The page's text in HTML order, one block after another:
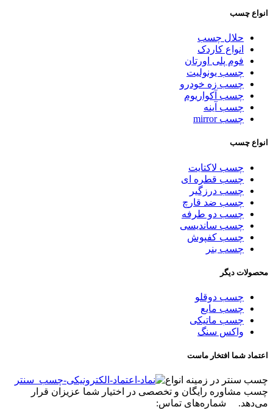
انواع چسب
حلال چسب
انواع کاردک
فوم پلی اورتان
چسب یونولیت
چسب زه خودرو
چسب آکواریوم
چسب آینه
چسب mirror
انواع چسب
چسب لاکتایت
چسب قطره ای
چسب درزگیر
چسب ضد قارچ
چسب دو طرفه
چسب ساندیسی
چسب کفپوش
چسب بنر
محصولات دیگر
چسب دوقلو
چسب مایع
چسب ماتیکی
واکس سنگ
اعتماد شما افتخار ماست
چسب سنتر در زمینه انواع
چسب مشاوره رایگان و تخصصی در اختیار شما عزیزان قرار
می‌دهد. شماره‌های تماس: